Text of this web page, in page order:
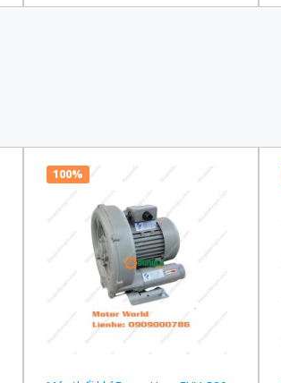
100%